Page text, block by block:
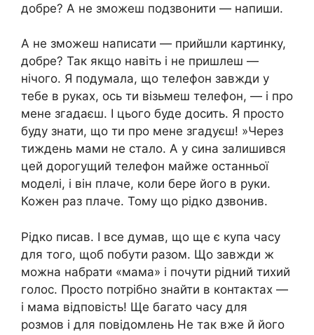
добре? А не зможеш подзвонити — напиши.
А не зможеш написати — прийшли картинку,
добре? Так якщо навіть і не пришлеш —
нічого. Я подумала, що телефон завжди у
тебе в руках, ось ти візьмеш телефон, — і про
мене згадаєш. І цього буде досить. Я просто
буду знати, що ти про мене згадуєш! »Через
тиждень мами не стало. А у сина залишився
цей дорогущий телефон майже останньої
моделі, і він плаче, коли бере його в руки.
Кожен раз плаче. Тому що рідко дзвонив.
Рідко писав. І все думав, що ще є купа часу
для того, щоб побути разом. Що завжди ж
можна набрати «мама» і почути рідний тихий
голос. Просто потрібно знайти в контактах —
і мама відповість! Ще багато часу для
розмов і для повідомлень Не так вже й його